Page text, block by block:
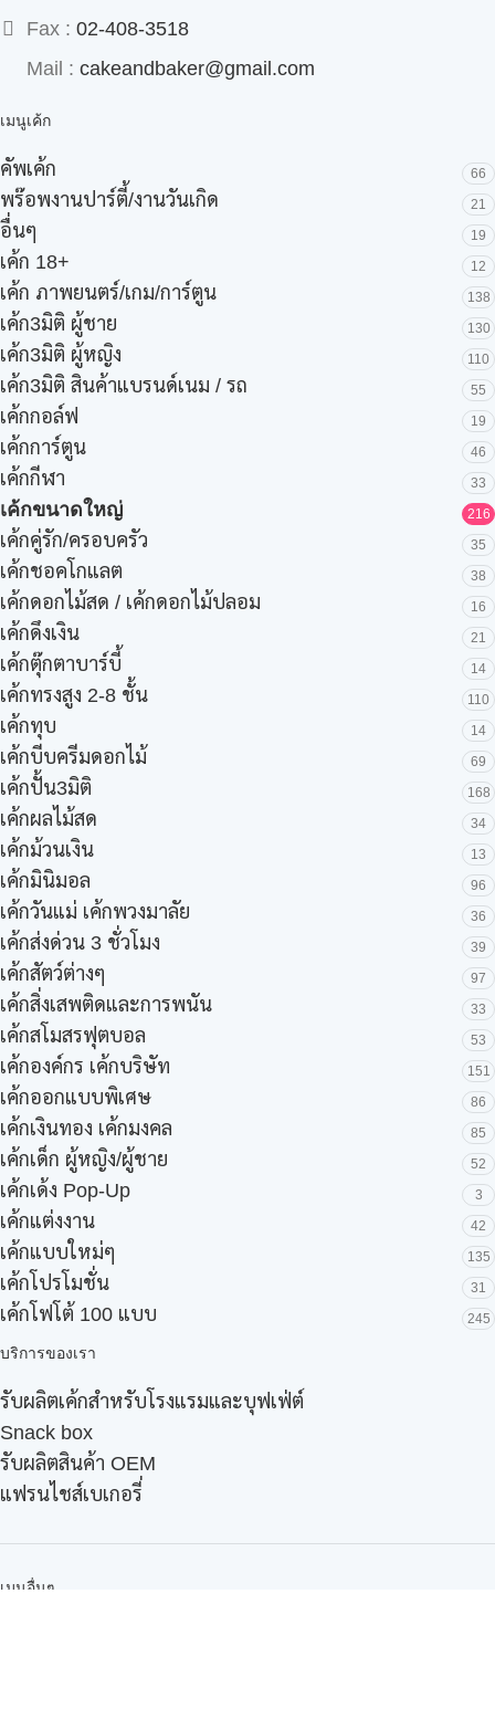
Fax : 02-408-3518
Mail : cakeandbaker@gmail.com
เมนูเค้ก
คัพเค้ก 66
พร๊อพงานปาร์ตี้/งานวันเกิด 21
อื่นๆ 19
เค้ก 18+ 12
เค้ก ภาพยนตร์/เกม/การ์ตูน 138
เค้ก3มิติ ผู้ชาย 130
เค้ก3มิติ ผู้หญิง 110
เค้ก3มิติ สินค้าแบรนด์เนม / รถ 55
เค้กกอล์ฟ 19
เค้กการ์ตูน 46
เค้กกีฬา 33
เค้กขนาดใหญ่ 216
เค้กคู่รัก/ครอบครัว 35
เค้กชอคโกแลต 38
เค้กดอกไม้สด / เค้กดอกไม้ปลอม 16
เค้กดึงเงิน 21
เค้กตุ๊กตาบาร์บี้ 14
เค้กทรงสูง 2-8 ชั้น 110
เค้กทุบ 14
เค้กบีบครีมดอกไม้ 69
เค้กปั้น3มิติ 168
เค้กผลไม้สด 34
เค้กม้วนเงิน 13
เค้กมินิมอล 96
เค้กวันแม่ เค้กพวงมาลัย 36
เค้กส่งด่วน 3 ชั่วโมง 39
เค้กสัตว์ต่างๆ 97
เค้กสิ่งเสพติดและการพนัน 33
เค้กสโมสรฟุตบอล 53
เค้กองค์กร เค้กบริษัท 151
เค้กออกแบบพิเศษ 86
เค้กเงินทอง เค้กมงคล 85
เค้กเด็ก ผู้หญิง/ผู้ชาย 52
เค้กเด้ง Pop-Up 3
เค้กแต่งงาน 42
เค้กแบบใหม่ๆ 135
เค้กโปรโมชั่น 31
เค้กโฟโต้ 100 แบบ 245
บริการของเรา
รับผลิตเค้กสำหรับโรงแรมและบุฟเฟ่ต์
Snack box
รับผลิตสินค้า OEM
แฟรนไชส์เบเกอรี่
เมนูอื่นๆ